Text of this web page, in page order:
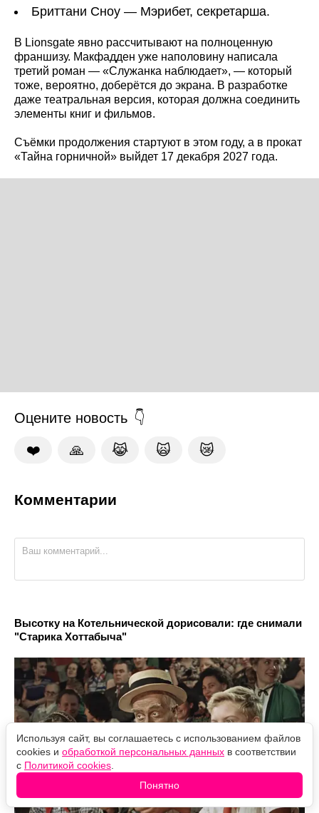
Бриттани Сноу — Мэрибет, секретарша.
В Lionsgate явно рассчитывают на полноценную
франшизу. Макфадден уже наполовину написала
третий роман — «Служанка наблюдает», — который
тоже, вероятно, доберётся до экрана. В разработке
даже театральная версия, которая должна соединить
элементы книг и фильмов.
Съёмки продолжения стартуют в этом году, а в прокат
«Тайна горничной» выйдет 17 декабря 2027 года.
Оцените новость
❤️ 🙏 😹 🙀 😿
Комментарии
Высотку на Котельнической дорисовали: где снимали
"Старика Хоттабыча"
Используя сайт, вы соглашаетесь с использованием файлов
cookies и обработкой персональных данных в соответствии
с Политикой cookies
Понятно